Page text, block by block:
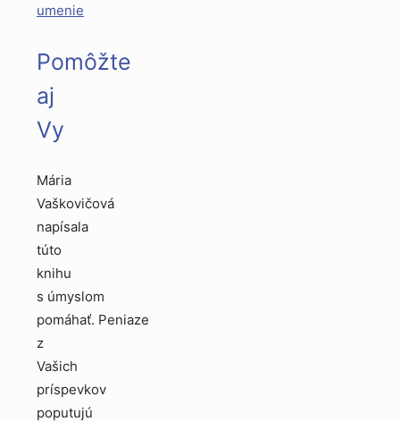
umenie
Pomôžte
aj
Vy
Mária
Vaškovičová
napísala
túto
knihu
s úmyslom
pomáhať. Peniaze
z
Vašich
príspevkov
poputujú